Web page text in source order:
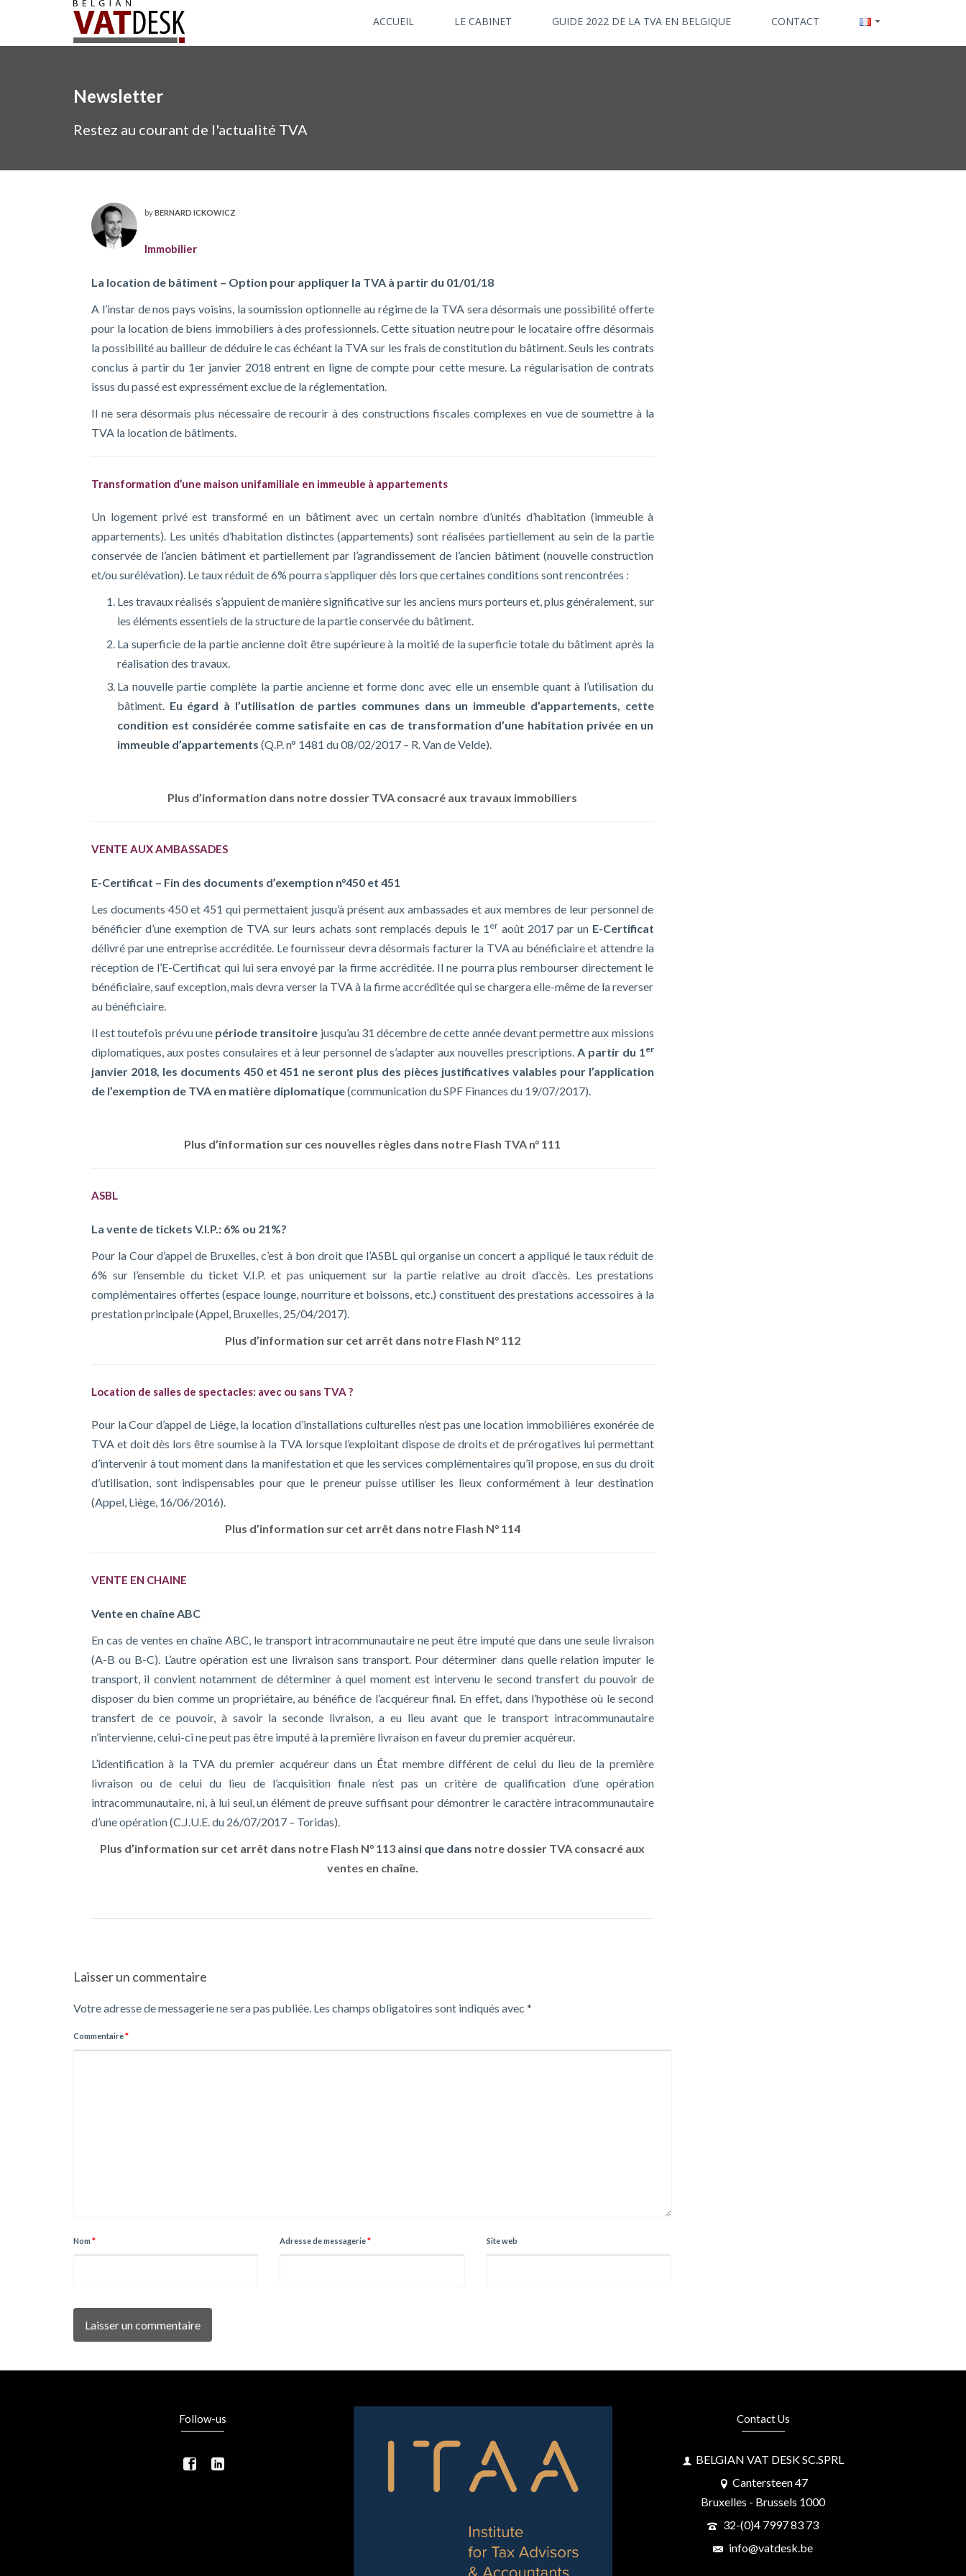
ACCUEIL LE CABINET GUIDE 2022 DE LA TVA EN BELGIQUE CONTACT
Newsletter
Restez au courant de l'actualité TVA
byBERNARD ICKOWICZ
Immobilier
La location de bâtiment – Option pour appliquer la TVA à partir du 01/01/18
A l’instar de nos pays voisins, la soumission optionnelle au régime de la TVA sera désormais une possibilité offerte
pour la location de biens immobiliers à des professionnels. Cette situation neutre pour le locataire offre désormais
la possibilité au bailleur de déduire le cas échéant la TVA sur les frais de constitution du bâtiment. Seuls les contrats
conclus à partir du 1er janvier 2018 entrent en ligne de compte pour cette mesure. La régularisation de contrats
issus du passé est expressément exclue de la réglementation.
Il ne sera désormais plus nécessaire de recourir à des constructions fiscales complexes en vue de soumettre à la
TVA la location de bâtiments.
Transformation d’une maison unifamiliale en immeuble à appartements
Un logement privé est transformé en un bâtiment avec un certain nombre d’unités d’habitation (immeuble à
appartements). Les unités d’habitation distinctes (appartements) sont réalisées partiellement au sein de la partie
conservée de l’ancien bâtiment et partiellement par l’agrandissement de l’ancien bâtiment (nouvelle construction
et/ou surélévation). Le taux réduit de 6% pourra s’appliquer dès lors que certaines conditions sont rencontrées :
Les travaux réalisés s’appuient de manière significative sur les anciens murs porteurs et, plus généralement, sur
les éléments essentiels de la structure de la partie conservée du bâtiment.
La superficie de la partie ancienne doit être supérieure à la moitié de la superficie totale du bâtiment après la
réalisation des travaux.
La nouvelle partie complète la partie ancienne et forme donc avec elle un ensemble quant à l’utilisation du
bâtiment. Eu égard à l’utilisation de parties communes dans un immeuble d’appartements, cette
condition est considérée comme satisfaite en cas de transformation d’une habitation privée en un
immeuble d’appartements (Q.P. n° 1481 du 08/02/2017 – R. Van de Velde).
Plus d’information dans notre dossier TVA consacré aux travaux immobiliers
VENTE AUX AMBASSADES
E-Certificat – Fin des documents d’exemption n°450 et 451
Les documents 450 et 451 qui permettaient jusqu’à présent aux ambassades et aux membres de leur personnel de
bénéficier d’une exemption de TVA sur leurs achats sont remplacés depuis le 1 eraoût 2017 par un E-Certificat
délivré par une entreprise accréditée. Le fournisseur devra désormais facturer la TVA au bénéficiaire et attendre la
réception de l’E-Certificat qui lui sera envoyé par la firme accréditée. Il ne pourra plus rembourser directement le
bénéficiaire, sauf exception, mais devra verser la TVA à la firme accréditée qui se chargera elle-même de la reverser
au bénéficiaire.
Il est toutefois prévu une période transitoire jusqu’au 31 décembre de cette année devant permettre aux missions
diplomatiques, aux postes consulaires et à leur personnel de s’adapter aux nouvelles prescriptions. A partir du 1er
janvier 2018, les documents 450 et 451 ne seront plus des pièces justificatives valables pour l’application
de l’exemption de TVA en matière diplomatique(communication du SPF Finances du 19/07/2017).
Plus d’information sur ces nouvelles règles dans notre Flash TVA n° 111
ASBL
La vente de tickets V.I.P.: 6% ou 21%?
Pour la Cour d’appel de Bruxelles, c’est à bon droit que l’ASBL qui organise un concert a appliqué le taux réduit de
6% sur l’ensemble du ticket V.I.P. et pas uniquement sur la partie relative au droit d’accès. Les prestations
complémentaires offertes (espace lounge, nourriture et boissons, etc.) constituent des prestations accessoires à la
prestation principale (Appel, Bruxelles, 25/04/2017).
Plus d’information sur cet arrêt dans notre Flash N° 112
Location de salles de spectacles: avec ou sans TVA ?
Pour la Cour d’appel de Liège, la location d’installations culturelles n’est pas une location immobilières exonérée de
TVA et doit dès lors être soumise à la TVA lorsque l’exploitant dispose de droits et de prérogatives lui permettant
d’intervenir à tout moment dans la manifestation et que les services complémentaires qu’il propose, en sus du droit
d’utilisation, sont indispensables pour que le preneur puisse utiliser les lieux conformément à leur destination
(Appel, Liège, 16/06/2016).
Plus d’information sur cet arrêt dans notre Flash N° 114
VENTE EN CHAINE
Vente en chaîne ABC
En cas de ventes en chaîne ABC, le transport intracommunautaire ne peut être imputé que dans une seule livraison
(A-B ou B-C). L’autre opération est une livraison sans transport. Pour déterminer dans quelle relation imputer le
transport, il convient notamment de déterminer à quel moment est intervenu le second transfert du pouvoir de
disposer du bien comme un propriétaire, au bénéfice de l’acquéreur final. En effet, dans l’hypothèse où le second
transfert de ce pouvoir, à savoir la seconde livraison, a eu lieu avant que le transport intracommunautaire
n’intervienne, celui-ci ne peut pas être imputé à la première livraison en faveur du premier acquéreur.
L’identification à la TVA du premier acquéreur dans un État membre différent de celui du lieu de la première
livraison ou de celui du lieu de l’acquisition finale n’est pas un critère de qualification d’une opération
intracommunautaire, ni, à lui seul, un élément de preuve suffisant pour démontrer le caractère intracommunautaire
d’une opération (C.J.U.E. du 26/07/2017 – Toridas).
Plus d’information sur cet arrêt dans notre Flash N° 113 ainsi que dans notre dossier TVA consacré aux
ventes en chaîne.
Laisser un commentaire
Votre adresse de messagerie ne sera pas publiée. Les champs obligatoires sont indiqués avec *
Commentaire*
Nom * Adresse de messagerie* Site web
Follow-us Contact Us
BELGIAN VAT DESK SC.SPRL
Cantersteen 47
Bruxelles - Brussels 1000
32-(0)4 7997 83 73
info@vatdesk.be